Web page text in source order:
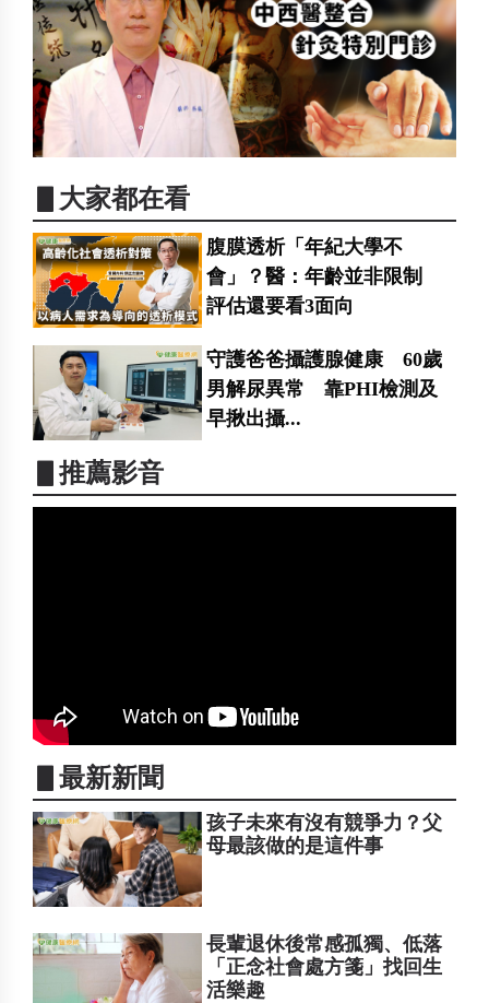
▋大家都在看
腹膜透析「年紀大學不
會」？醫：年齡並非限制
評估還要看3面向
守護爸爸攝護腺健康 60歲
男解尿異常 靠PHI檢測及
早揪出攝...
▋推薦影音
▋最新新聞
孩子未來有沒有競爭力？父
母最該做的是這件事
長輩退休後常感孤獨、低落
「正念社會處方箋」找回生
活樂趣